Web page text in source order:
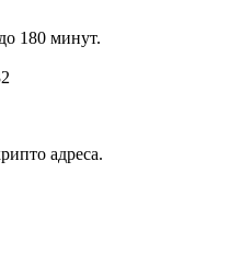
180 минут.
адреса.